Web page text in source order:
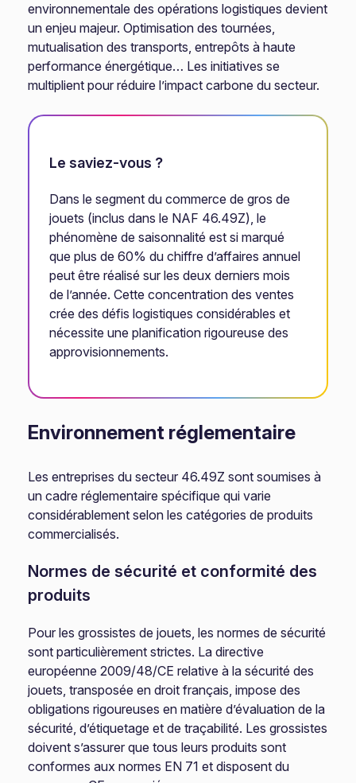
environnementale des opérations logistiques devient
un enjeu majeur. Optimisation des tournées,
mutualisation des transports, entrepôts à haute
performance énergétique… Les initiatives se
multiplient pour réduire l’impact carbone du secteur.
Le saviez-vous ?
Dans le segment du commerce de gros de
jouets (inclus dans le NAF 46.49Z), le
phénomène de saisonnalité est si marqué
que plus de 60% du chiffre d’affaires annuel
peut être réalisé sur les deux derniers mois
de l’année. Cette concentration des ventes
crée des défis logistiques considérables et
nécessite une planification rigoureuse des
approvisionnements.
Environnement réglementaire
Les entreprises du secteur 46.49Z sont soumises à
un cadre réglementaire spécifique qui varie
considérablement selon les catégories de produits
commercialisés.
Normes de sécurité et conformité des
produits
Pour les grossistes de jouets, les normes de sécurité
sont particulièrement strictes. La directive
européenne 2009/48/CE relative à la sécurité des
jouets, transposée en droit français, impose des
obligations rigoureuses en matière d’évaluation de la
sécurité, d’étiquetage et de traçabilité. Les grossistes
doivent s’assurer que tous leurs produits sont
conformes aux normes EN 71 et disposent du